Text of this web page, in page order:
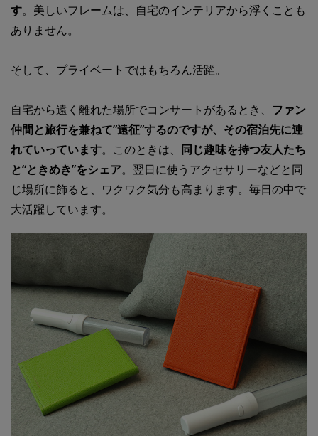
す。美しいフレームは、自宅のインテリアから浮くことも
ありません。
そして、プライベートではもちろん活躍。
自宅から遠く離れた場所でコンサートがあるとき、 ファン
仲間と旅行を兼ねて”遠征”するのですが、その宿泊先に連
れていっています。このときは、 同じ趣味を持つ友人たち
と“ときめき”をシェア。翌日に使うアクセサリーなどと同
じ場所に飾ると、ワクワク気分も高まります。毎日の中で
大活躍しています。